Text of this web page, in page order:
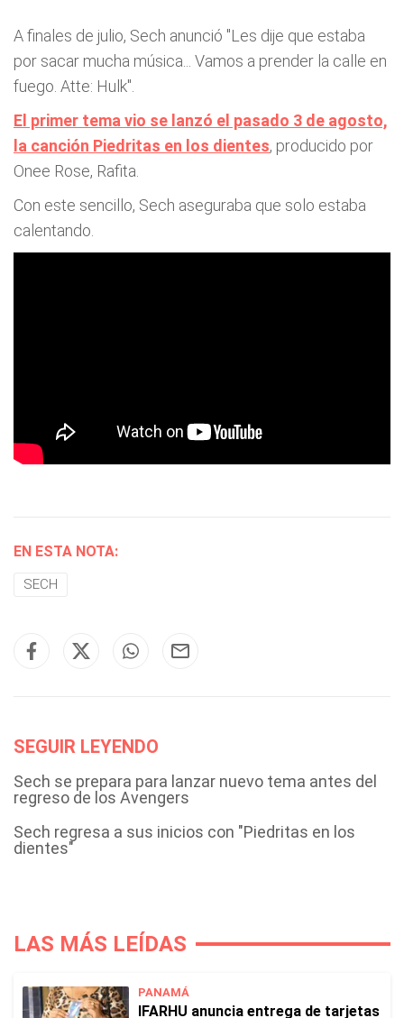
A finales de julio, Sech anunció "Les dije que estaba
por sacar mucha música... Vamos a prender la calle en
fuego. Atte: Hulk".
El primer tema vio se lanzó el pasado 3 de agosto,
la canción Piedritas en los dientes, producido por
Onee Rose, Rafita.
Con este sencillo, Sech aseguraba que solo estaba
calentando.
EN ESTA NOTA:
SECH
SEGUIR LEYENDO
Sech se prepara para lanzar nuevo tema antes del
regreso de los Avengers
Sech regresa a sus inicios con "Piedritas en los
dientes"
LAS MÁS LEÍDAS
PANAMÁ
IFARHU anuncia entrega de tarjetas